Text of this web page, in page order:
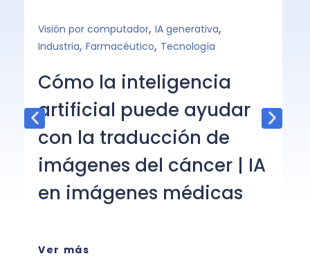
Visión por computador, IA generativa,
Industria, Farmacéutico, Tecnología
Cómo la inteligencia
artificial puede ayudar
con la traducción de
imágenes del cáncer | IA
en imágenes médicas
Ver más